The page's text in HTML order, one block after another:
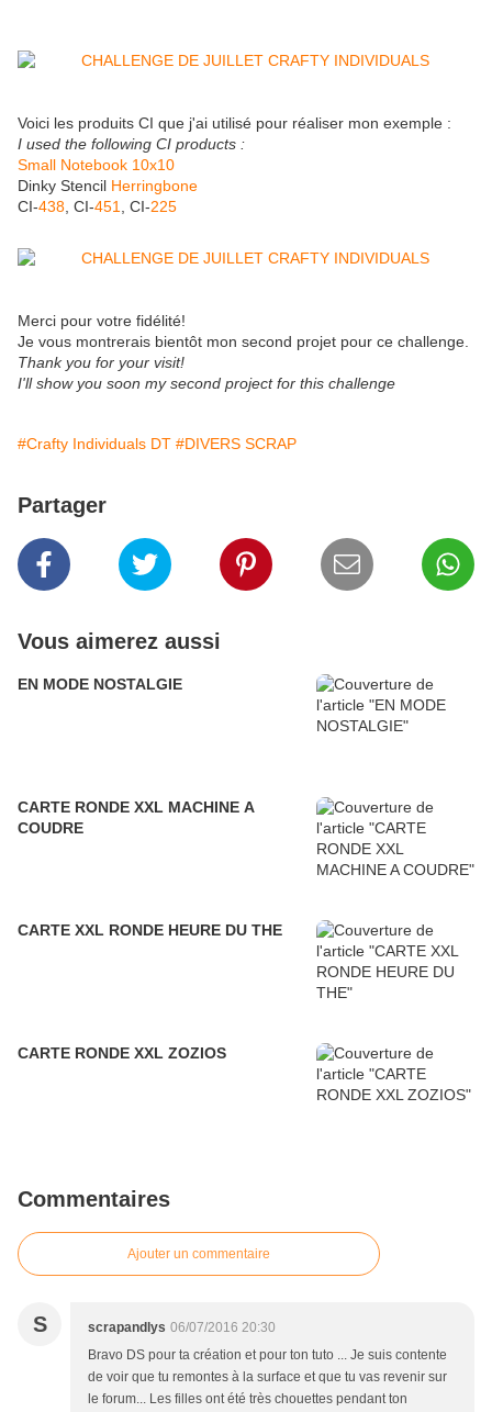
Voici les produits CI que j'ai utilisé pour réaliser mon exemple :
I used the following CI products :
Small Notebook 10x10
Dinky Stencil Herringbone
CI-438 , CI-451 , CI-225
Merci pour votre fidélité!
Je vous montrerais bientôt mon second projet pour ce challenge.
Thank you for your visit!
I'll show you soon my second project for this challenge
#Crafty Individuals DT #DIVERS SCRAP
Partager
Vous aimerez aussi
EN MODE NOSTALGIE
CARTE RONDE XXL MACHINE A
COUDRE
CARTE XXL RONDE HEURE DU THE
CARTE RONDE XXL ZOZIOS
Commentaires
Ajouter un commentaire
S scrapandlys 06/07/2016 20:30
Bravo DS pour ta création et pour ton tuto ... Je suis contente
de voir que tu remontes à la surface et que tu vas revenir sur
le forum... Les filles ont été très chouettes pendant ton